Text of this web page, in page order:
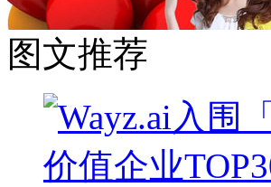
图文推荐